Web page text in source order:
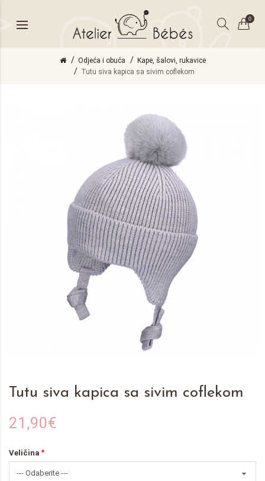
0
Odjeća i obuća
Kape, šalovi, rukavice
Tutu siva kapica sa sivim coflekom
Tutu siva kapica sa sivim coflekom
21,90€
Veličina